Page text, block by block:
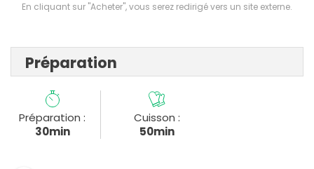
En cliquant sur "Acheter", vous serez redirigé vers un site externe.
Préparation
Préparation :
30min
Cuisson :
50min